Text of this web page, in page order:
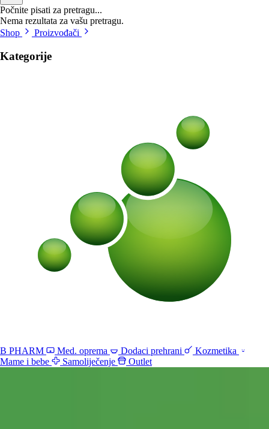
Počnite pisati za pretragu...
Nema rezultata za vašu pretragu.
Shop
Proizvođači
Kategorije
B PHARM Med. oprema Dodaci prehrani
Kozmetika
Mame i bebe
Samoliječenje Outlet